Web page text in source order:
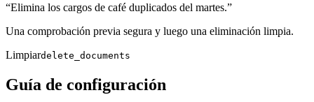
“Elimina los cargos de café duplicados del martes.”
Una comprobación previa segura y luego una eliminación limpia.
Limpiardelete_documents
Guía de configuración